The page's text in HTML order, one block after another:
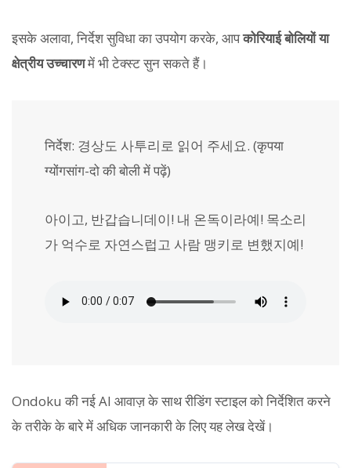
इसके अलावा, निर्देश सुविधा का उपयोग करके, आपकोरियाई बोलियों या
क्षेत्रीय उच्चारणमें भी टेक्स्ट सुन सकते हैं।
निर्देश: 경상도 사투리로 읽어 주세요. (कृपया
ग्योंगसांग-दो की बोली में पढ़ें)
아이고, 반갑습니데이! 내 온독이라예! 목소리
가 억수로 자연스럽고 사람 맹키로 변했지예!
Ondoku की नई AI आवाज़ के साथ रीडिंग स्टाइल को निर्देशित करने
के तरीके के बारे में अधिक जानकारी के लिए यह लेख देखें।